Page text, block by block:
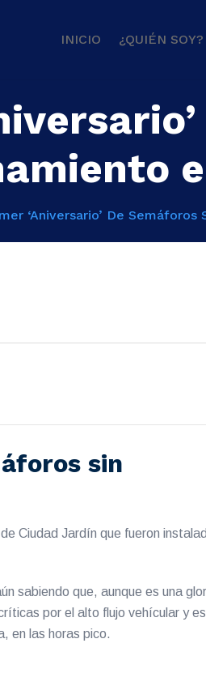
INICIO ¿QUIÉN SOY?
‘Aniversario’ De
sin
Ciudad Jardín que fueron
sabiendo que, aunque es una
por el alto flujo vehícular y
en las horas pico.